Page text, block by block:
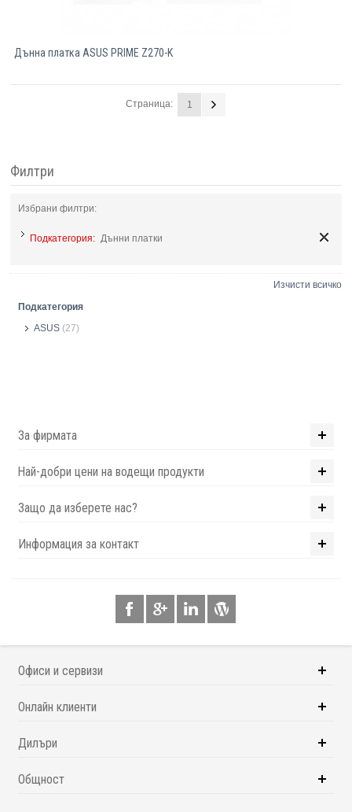
Дънна платка ASUS PRIME Z270-K
Страница: 1
Филтри
Избрани филтри:
Подкатегория: Дънни платки
Изчисти всичко
Подкатегория
ASUS (27)
За фирмата
Най-добри цени на водещи продукти
Защо да изберете нас?
Информация за контакт
Офиси и сервизи
Онлайн клиенти
Дилъри
Общност